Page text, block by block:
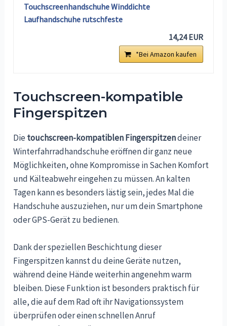
Touchscreenhandschuhe Winddichte
Laufhandschuhe rutschfeste
14,24 EUR
*Bei Amazon kaufen
Touchscreen-kompatible
Fingerspitzen
Dietouchscreen-kompatiblen Fingerspitzendeiner
Winterfahrradhandschuhe eröffnen dir ganz neue
Möglichkeiten, ohne Kompromisse in Sachen Komfort
und Kälteabwehr eingehen zu müssen. An kalten
Tagen kann es besonders lästig sein, jedes Mal die
Handschuhe auszuziehen, nur um dein Smartphone
oder GPS-Gerät zu bedienen.
Dank der speziellen Beschichtung dieser
Fingerspitzen kannst du deine Geräte nutzen,
während deine Hände weiterhin angenehm warm
bleiben. Diese Funktion ist besonders praktisch für
alle, die auf dem Rad oft ihr Navigationssystem
überprüfen oder einen schnellen Anruf